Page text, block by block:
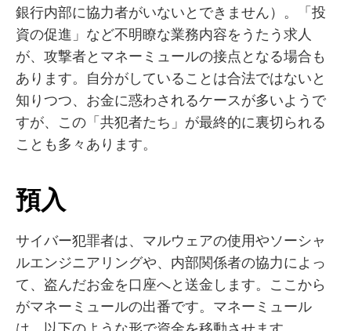
銀行内部に協力者がいないとできません）。「投
資の促進」など不明瞭な業務内容をうたう求人
が、攻撃者とマネーミュールの接点となる場合も
あります。自分がしていることは合法ではないと
知りつつ、お金に惑わされるケースが多いようで
すが、この「共犯者たち」が最終的に裏切られる
ことも多々あります。
預入
サイバー犯罪者は、マルウェアの使用やソーシャ
ルエンジニアリングや、内部関係者の協力によっ
て、盗んだお金を口座へと送金します。ここから
がマネーミュールの出番です。マネーミュール